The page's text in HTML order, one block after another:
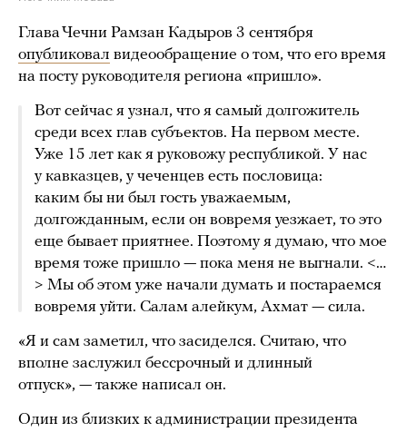
Глава Чечни Рамзан Кадыров 3 сентября
опубликовал видеообращение о том, что его время
на посту руководителя региона «пришло».
Вот сейчас я узнал, что я самый долгожитель
среди всех глав субъектов. На первом месте.
Уже 15 лет как я руковожу республикой. У нас
у кавказцев, у чеченцев есть пословица:
каким бы ни был гость уважаемым,
долгожданным, если он вовремя уезжает, то это
еще бывает приятнее. Поэтому я думаю, что мое
время тоже пришло — пока меня не выгнали. <…
> Мы об этом уже начали думать и постараемся
вовремя уйти. Салам алейкум, Ахмат — сила.
«Я и сам заметил, что засиделся. Считаю, что
вполне заслужил бессрочный и длинный
отпуск», — также написал он.
Один из близких к администрации президента